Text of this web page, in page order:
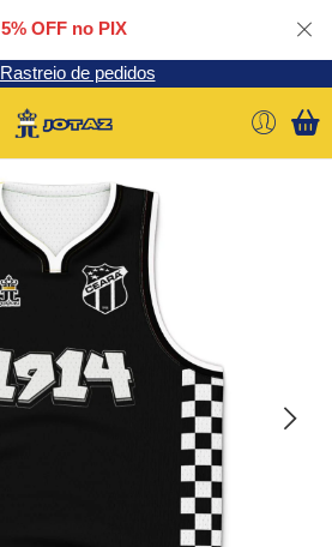
5% OFF no PIX
Rastreio de pedidos